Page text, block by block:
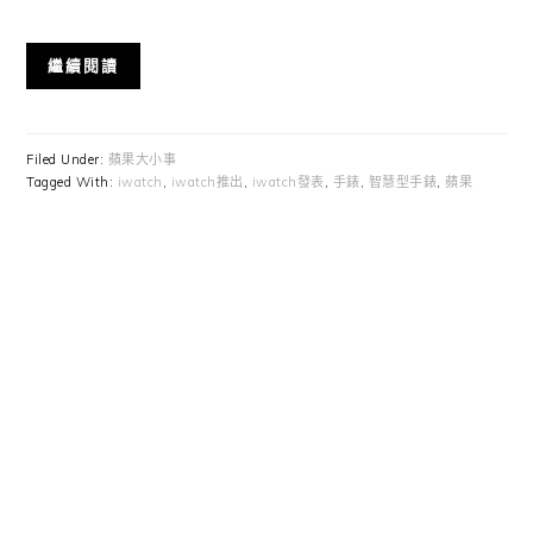
繼續閱讀
Filed Under: 蘋果大小事
Tagged With: iwatch , iwatch推出 , iwatch發表 , 手錶, 智慧型手錶,蘋果